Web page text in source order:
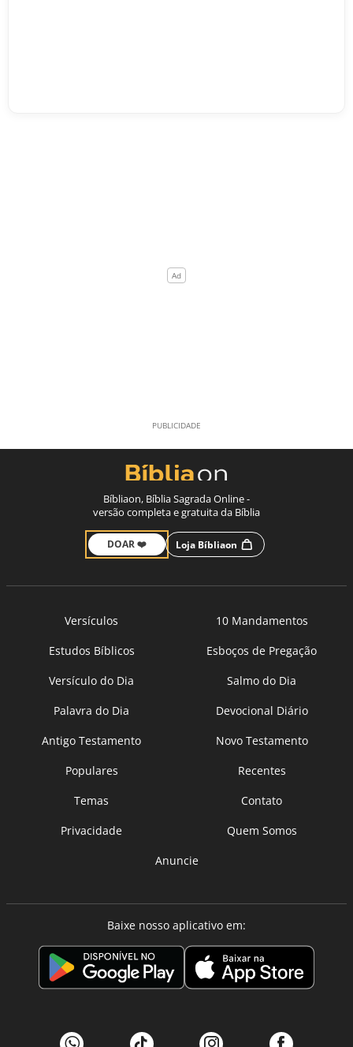
Bíbliaon, Bíblia Sagrada Online -
versão completa e gratuita da Bíblia
DOAR ❤️ Loja Bíbliaon
Versículos
10 Mandamentos
Estudos Bíblicos
Esboços de Pregação
Versículo do Dia
Salmo do Dia
Palavra do Dia
Devocional Diário
Antigo Testamento
Novo Testamento
Populares
Recentes
Temas
Contato
Privacidade
Quem Somos
Anuncie
Baixe nosso aplicativo em: